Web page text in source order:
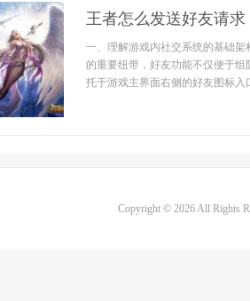
王者怎么发送好友请
一、理解游戏内社交系统的基础
的重要纽带，好友功能不仅便于
托于游戏主界面右侧的好友图标
Copyright © 2026 All Rights